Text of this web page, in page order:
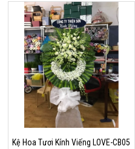
Kệ Hoa Tươi Kính Viếng LOVE-CB05